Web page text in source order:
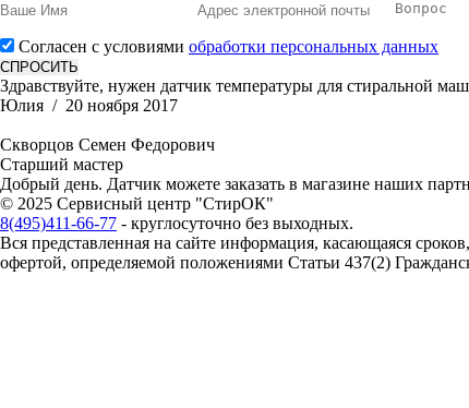
Согласен с условиями обработки персональных данных
Здравствуйте, нужен датчик температуры для стиральной
Юлия / 20 ноября 2017
Скворцов Семен Федорович
Старший мастер
Добрый день. Датчик можете заказать в магазине наших
© 2025 Сервисный центр "СтирОК"
8(495)411-66-77 - круглосуточно без выходных.
Вся представленная на сайте информация, касающаяся
офертой, определяемой положениями Статьи 437(2)